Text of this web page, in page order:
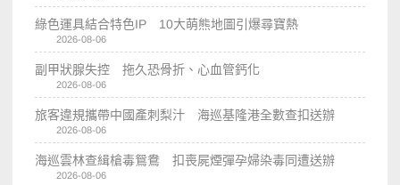
綠色運具結合特色IP 10大萌熊地圖引爆尋寶熱
2026-08-06
副甲狀腺失控 拖久恐骨折、心血管鈣化
2026-08-06
旅客違規攜帶中國產刺梨汁 海巡基隆港全數查扣送辦
2026-08-06
海巡雲林查緝槍毒鴛鴦 扣喪屍煙彈孕婦染毒同遭送辦
2026-08-06